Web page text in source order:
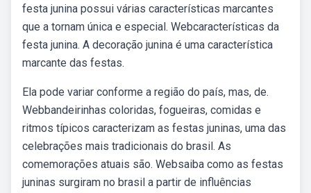
festa junina possui várias características marcantes
que a tornam única e especial. Webcaracterísticas da
festa junina. A decoração junina é uma característica
marcante das festas.
Ela pode variar conforme a região do país, mas, de.
Webbandeirinhas coloridas, fogueiras, comidas e
ritmos típicos caracterizam as festas juninas, uma das
celebrações mais tradicionais do brasil. As
comemorações atuais são. Websaiba como as festas
juninas surgiram no brasil a partir de influências